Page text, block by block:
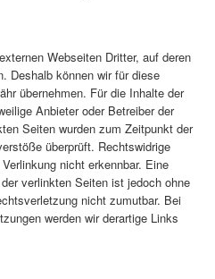
Webseiten Dritter, auf deren
Deshalb können wir für diese
übernehmen. Für die Inhalte der
Anbieter oder Betreiber der
Seiten wurden zum Zeitpunkt der
überprüft. Rechtswidrige
nicht erkennbar. Eine
verlinkten Seiten ist jedoch ohne
nicht zumutbar. Bei
werden wir derartige Links